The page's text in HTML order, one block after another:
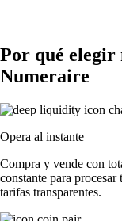
Por qué elegir
Numeraire
Opera al instante
Compra y vende con
constante para
tarifas transparentes.